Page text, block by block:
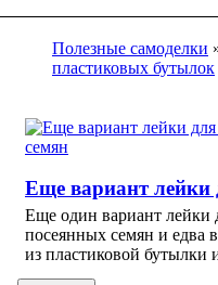
Полезные самоделки
пластиковых бутылок
Еще один вариант лейки
посеянных семян и едва
из пластиковой бутылки